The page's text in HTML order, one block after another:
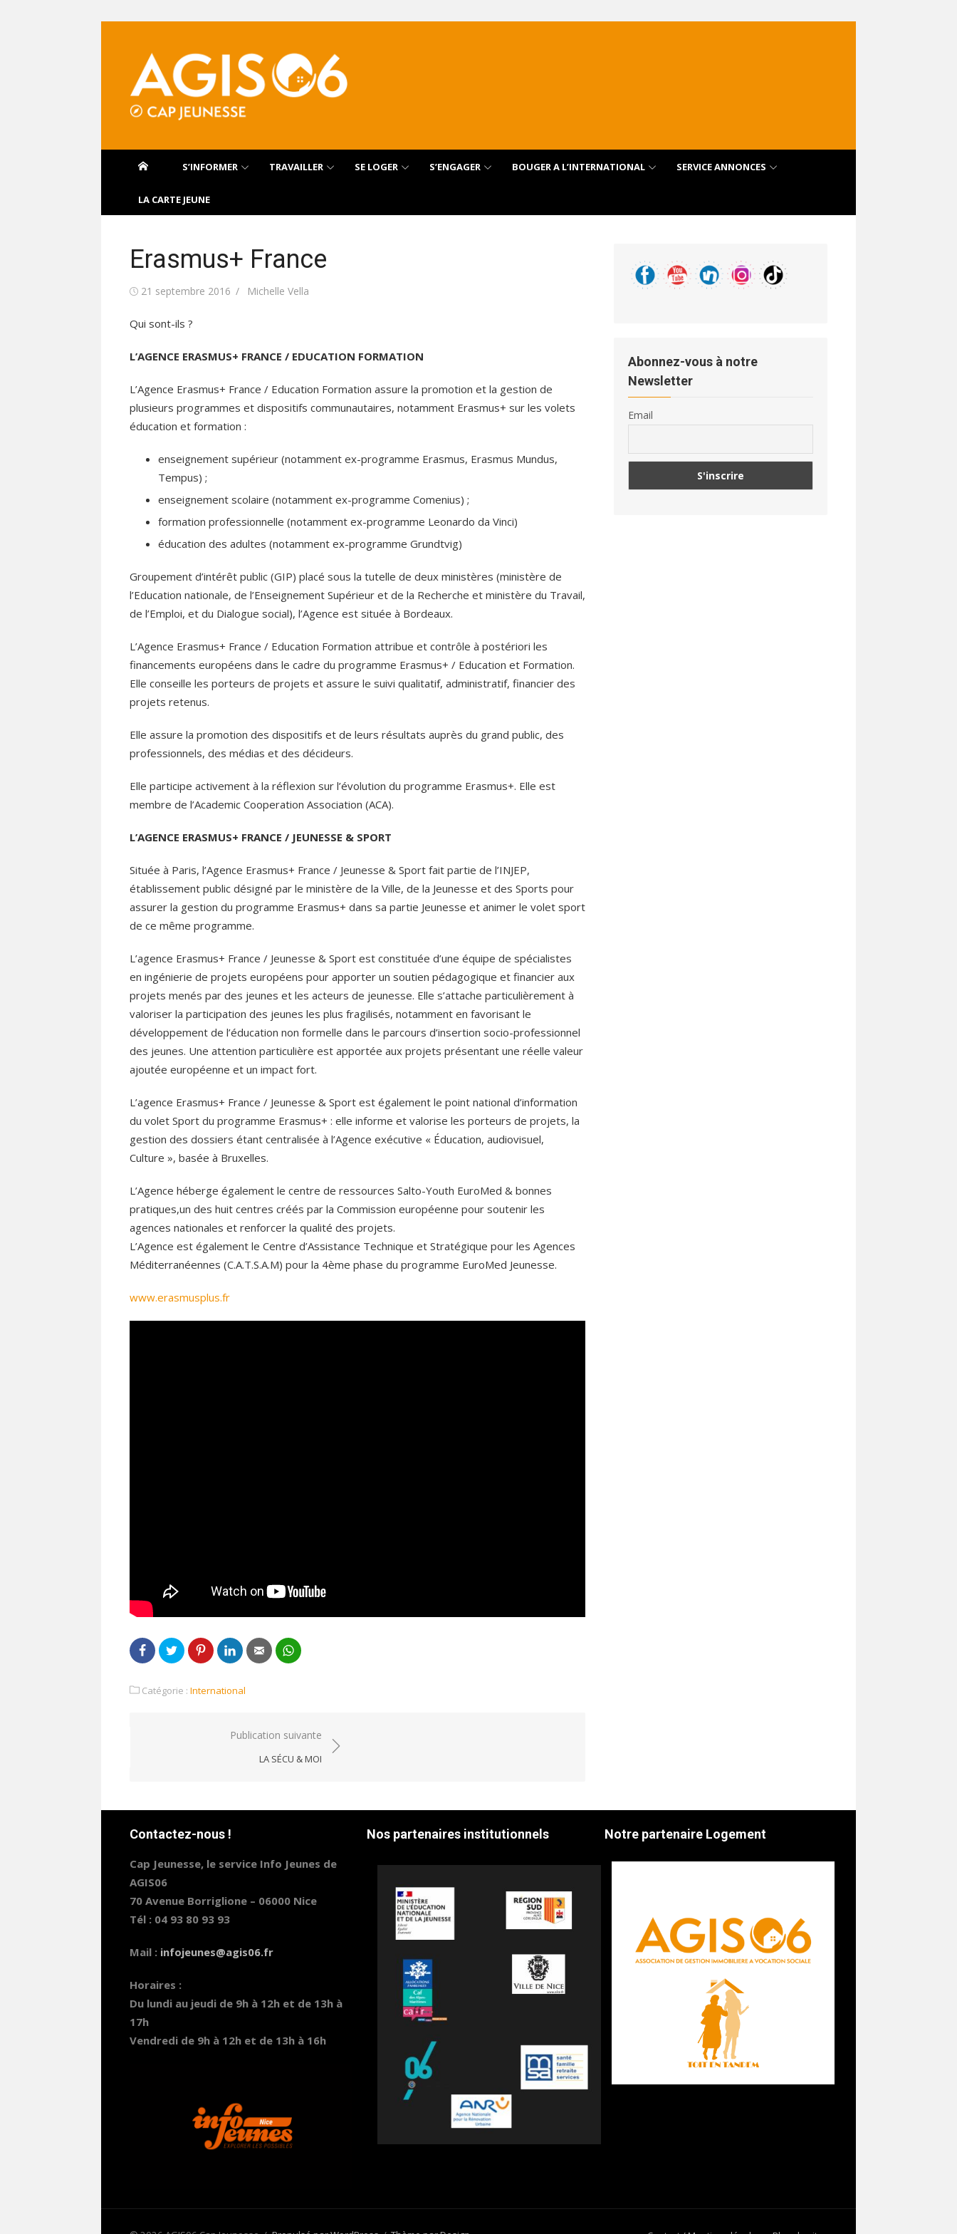
S’INFORMER TRAVAILLER SE LOGER S’ENGAGER BOUGER A L’INTERNATIONAL SERVICE ANNONCES
LA CARTE JEUNE
Erasmus+ France
Publié21 septembre 2016 Auteur/autrice
Michelle Vella
Qui sont-ils ?
L’AGENCE ERASMUS+ FRANCE / EDUCATION FORMATION
L’Agence Erasmus+ France / Education Formation assure la promotion et la gestion de
plusieurs programmes et dispositifs communautaires, notamment Erasmus+ sur les volets
éducation et formation :
enseignement supérieur (notamment ex-programme Erasmus, Erasmus Mundus,
Tempus) ;
enseignement scolaire (notamment ex-programme Comenius) ;
formation professionnelle (notamment ex-programme Leonardo da Vinci)
éducation des adultes (notamment ex-programme Grundtvig)
Groupement d’intérêt public (GIP) placé sous la tutelle de deux ministères (ministère de
l’Education nationale, de l’Enseignement Supérieur et de la Recherche et ministère du Travail,
de l’Emploi, et du Dialogue social), l’Agence est située à Bordeaux.
L’Agence Erasmus+ France / Education Formation attribue et contrôle à postériori les
financements européens dans le cadre du programme Erasmus+ / Education et Formation.
Elle conseille les porteurs de projets et assure le suivi qualitatif, administratif, financier des
projets retenus.
Elle assure la promotion des dispositifs et de leurs résultats auprès du grand public, des
professionnels, des médias et des décideurs.
Elle participe activement à la réflexion sur l’évolution du programme Erasmus+. Elle est
membre de l’Academic Cooperation Association (ACA).
L’AGENCE ERASMUS+ FRANCE / JEUNESSE & SPORT
Située à Paris, l’Agence Erasmus+ France / Jeunesse & Sport fait partie de l’INJEP,
établissement public désigné par le ministère de la Ville, de la Jeunesse et des Sports pour
assurer la gestion du programme Erasmus+ dans sa partie Jeunesse et animer le volet sport
de ce même programme.
L’agence Erasmus+ France / Jeunesse & Sport est constituée d’une équipe de spécialistes
en ingénierie de projets européens pour apporter un soutien pédagogique et financier aux
projets menés par des jeunes et les acteurs de jeunesse. Elle s’attache particulièrement à
valoriser la participation des jeunes les plus fragilisés, notamment en favorisant le
développement de l’éducation non formelle dans le parcours d’insertion socio-professionnel
des jeunes. Une attention particulière est apportée aux projets présentant une réelle valeur
ajoutée européenne et un impact fort.
L’agence Erasmus+ France / Jeunesse & Sport est également le point national d’information
du volet Sport du programme Erasmus+ : elle informe et valorise les porteurs de projets, la
gestion des dossiers étant centralisée à l’Agence exécutive « Éducation, audiovisuel,
Culture », basée à Bruxelles.
L’Agence héberge également le centre de ressources Salto-Youth EuroMed & bonnes
pratiques,un des huit centres créés par la Commission européenne pour soutenir les
agences nationales et renforcer la qualité des projets.
L’Agence est également le Centre d’Assistance Technique et Stratégique pour les Agences
Méditerranéennes (C.A.T.S.A.M) pour la 4ème phase du programme EuroMed Jeunesse.
www.erasmusplus.fr
Catégorie : International
Publication suivante
LA SÉCU & MOI
Abonnez-vous à notre
Newsletter
Email
Contactez-nous !
Cap Jeunesse, le service Info Jeunes de
AGIS06
70 Avenue Borriglione – 06000 Nice
Tél : 04 93 80 93 93
Mail : infojeunes@agis06.fr
Horaires :
Du lundi au jeudi de 9h à 12h et de 13h à
17h
Vendredi de 9h à 12h et de 13h à 16h
Nos partenaires institutionnels Notre partenaire Logement